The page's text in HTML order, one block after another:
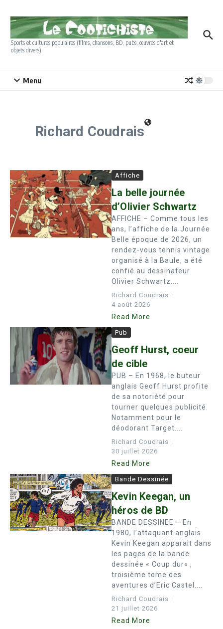
Sports et cultures populaires (films, chansons, BD, pubs, œuvres d'art et
objets divers)
Menu
Richard Coudrais
Affiche
La belle journée
d’Olivier Schwartz
AFFICHE – Comme tous les
ans, l’affiche de la Journée
Belle époque de 2026, un
rendez-vous tennis vintage
organisé à la Baule, a été
confié au dessinateur
Olivier Schwartz....
Richard Coudrais
4 août 2026
Read More
Pub
Geoff Hurst, coeur
de cible
PUB – En 1968, le buteur
anglais Geoff Hurst profite
de sa notoriété pour
tourner quelques publicité.
Notamment pour le
déodorant Target....
Richard Coudrais
30 juillet 2026
Read More
Bande Dessinée
Kevin Keegan, un
héros de BD
BANDE DESSINEE – En
1980, l’attaquant anglais
Kevin Keegan apparait dans
les pages de la bande
dessinée « Coup dur« ,
troisième tome des
aventures d’Eric Castel....
Richard Coudrais
21 juillet 2026
Read More